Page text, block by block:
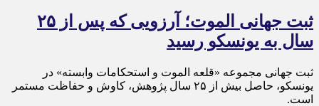
ثبت جهانی الموت؛ آرزویی که پس از ۲۵
سال به یونسکو رسید
ثبت جهانی مجموعه «قلعه الموت و استحکامات وابسته» در
یونسکو، حاصل بیش از ۲۵ سال پژوهش، کاوش و حفاظت مستمر
است.